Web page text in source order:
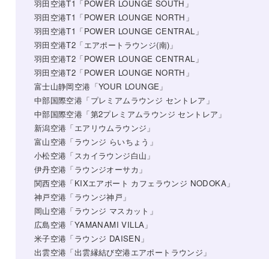
羽田空港T1「POWER LOUNGE SOUTH」
羽田空港T1「POWER LOUNGE NORTH」
羽田空港T1「POWER LOUNGE CENTRAL」
羽田空港T2「エアポートラウンジ(南)」
羽田空港T2「POWER LOUNGE CENTRAL」
羽田空港T2「POWER LOUNGE NORTH」
富士山静岡空港「YOUR LOUNGE」
中部国際空港「プレミアムラウンジ セントレア」
中部国際空港「第2プレミアムラウンジ セントレア」
新潟空港「エアリウムラウンジ」
富山空港「ラウンジ らいちょう」
小松空港「スカイラウンジ白山」
伊丹空港「ラウンジオーサカ」
関西空港「KIXエアポート カフェラウンジ NODOKA」
神戸空港「ラウンジ神戸」
岡山空港「ラウンジ マスカット」
広島空港「YAMANAMI VILLA」
米子空港「ラウンジ DAISEN」
出雲空港「出雲縁結び空港エアポートラウンジ」